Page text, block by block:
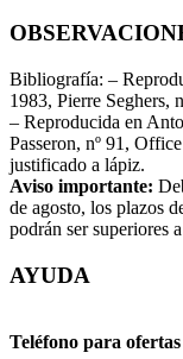
Bibliografía: –
1983, Pierre Seghers,
– Reproducida en
Passeron, nº 91,
justificado a lápiz.
Aviso importante:
de agosto, los plazos
podrán ser superiores
AYUDA
Teléfono para ofertas